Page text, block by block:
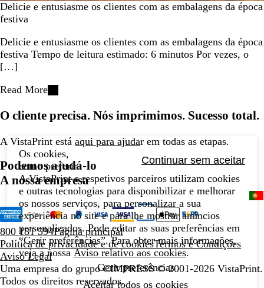
Delicie e entusiasme os clientes com as embalagens da época
festiva
Delicie e entusiasme os clientes com as embalagens da época
festiva Tempo de leitura estimado: 6 minutos Por vezes, o
[…]
Read More
O cliente precisa. Nós imprimimos. Sucesso total.
A VistaPrint está aqui para ajudar em todas as etapas.
Podemos ajudá-lo
A nossa empresa
800 181 594Página principal
Política de privacidade e de cookiesTermos e Condições
Aviso Legal
Uma empresa do grupo CIMPRESS© 2001-2026 VistaPrint.
Todos os direitos reservados.
Os cookies,
como preferir.
Continuar sem aceitar
A VistaPrint e respetivos parceiros utilizam cookies
e outras tecnologias para disponibilizar e melhorar
os nossos serviços, para personalizar a sua
experiência no site e para lhe mostrar anúncios
personalizados. Pode editar as suas preferências em
“Gerir preferências”. Para obter mais informações,
veja a nossa Aviso relativo aos cookies.
Gerir preferências
Aceitar todos os cookies